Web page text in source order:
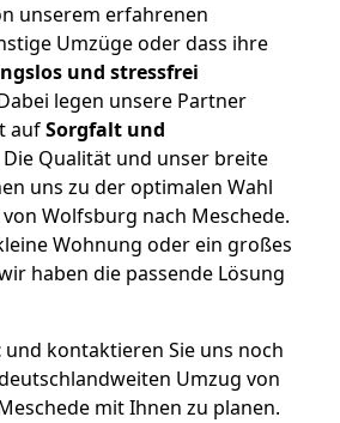
unserem erfahrenen
Umzüge oder dass ihre
und stressfrei
legen unsere Partner
aufSorgfalt und
Die Qualität und unser breite
uns zu der optimalen Wahl
Wolfsburg nach Meschede.
Wohnung oder ein großes
haben die passende Lösung
und kontaktieren Sie uns noch
Umzug von
mit Ihnen zu planen.